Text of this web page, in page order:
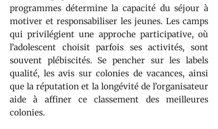
programmes détermine la capacité du séjour à
motiver et responsabiliser les jeunes. Les camps
qui privilégient une approche participative, où
l’adolescent choisit parfois ses activités, sont
souvent plébiscités. Se pencher sur les labels
qualité, les avis sur colonies de vacances, ainsi
que la réputation et la longévité de l’organisateur
aide à affiner ce classement des meilleures
colonies.